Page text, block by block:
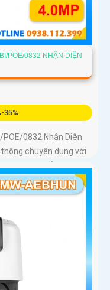
POE/0832 NHẬN DIỆN
35%
POE/0832 Nhận Diện
chuyên dụng với
tiện tốc độ từ 5